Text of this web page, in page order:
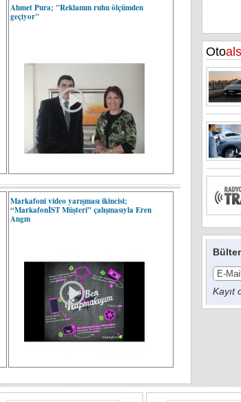
Ahmet Pura; "Reklamın ruhu ölçümden
geçiyor"
Markafoni video yarışması ikincisi;
“MarkafonİST Müşteri” çalışmasıyla Eren
Angın
Kayıt